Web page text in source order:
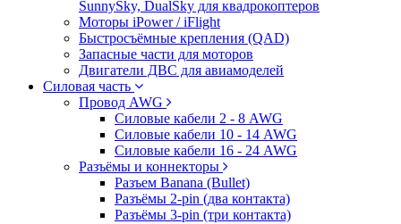
SunnySky, DualSky для квадрокоптеров
Моторы iPower / iFlight
Быстросъёмные крепления (QAD)
Запасные части для моторов
Двигатели ДВС для авиамоделей
Силовая часть
Провод AWG
Силовые кабели 2 - 8 AWG
Силовые кабели 10 - 14 AWG
Силовые кабели 16 - 24 AWG
Разъёмы и коннекторы
Разъем Banana (Bullet)
Разъёмы 2-pin (два контакта)
Разъёмы 3-pin (три контакта)